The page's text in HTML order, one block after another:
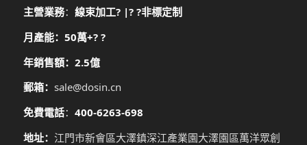
主營業務： 線束加工? |? ?非標定制
月產能：50萬+? ?
年銷售額：2.5億
郵箱： sale@dosin.cn
免費電話： 400-6263-698
地址： 江門市新會區大澤鎮深江產業園大澤園區萬洋眾創